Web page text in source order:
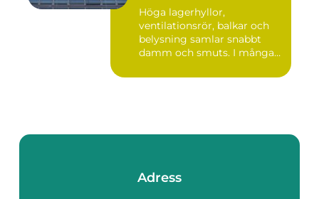
Höga lagerhyllor,
ventilationsrör, balkar och
belysning samlar snabbt
damm och smuts. I många
Adress